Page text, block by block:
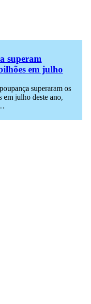
superam
em julho
superaram os
em julho deste ano,